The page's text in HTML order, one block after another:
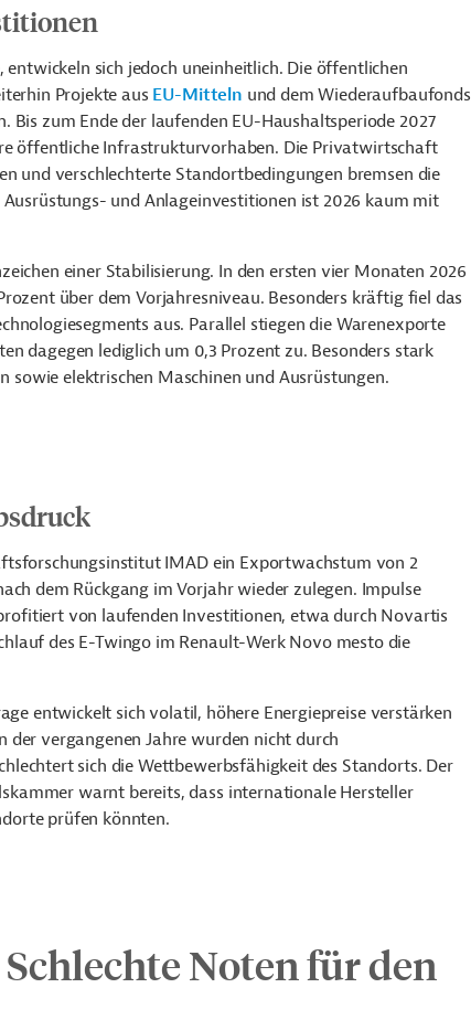
sich jedoch uneinheitlich. Die öffentlichen
Projekte aus EU-Mitteln und dem Wiederaufbaufonds
zum Ende der laufenden EU-Haushaltsperiode 2027
öffentliche Infrastrukturvorhaben. Die Privatwirtschaft
und verschlechterte Standortbedingungen bremsen die
und Anlageinvestitionen ist 2026 kaum mit
einer Stabilisierung. In den ersten vier Monaten 2026
über dem Vorjahresniveau. Besonders kräftig fiel das
aus. Parallel stiegen die Warenexporte
dagegen lediglich um 0,3 Prozent zu. Besonders stark
sowie elektrischen Maschinen und Ausrüstungen.
IMAD ein Exportwachstum von 2
dem Rückgang im Vorjahr wieder zulegen. Impulse
von laufenden Investitionen, etwa durch Novartis
des E-Twingo im Renault-Werk Novo mesto die
entwickelt sich volatil, höhere Energiepreise verstärken
vergangenen Jahre wurden nicht durch
sich die Wettbewerbsfähigkeit des Standorts. Der
warnt bereits, dass internationale Hersteller
prüfen könnten.
Noten für den